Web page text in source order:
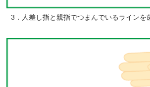
3．人差し指と親指でつまんでいるラインを